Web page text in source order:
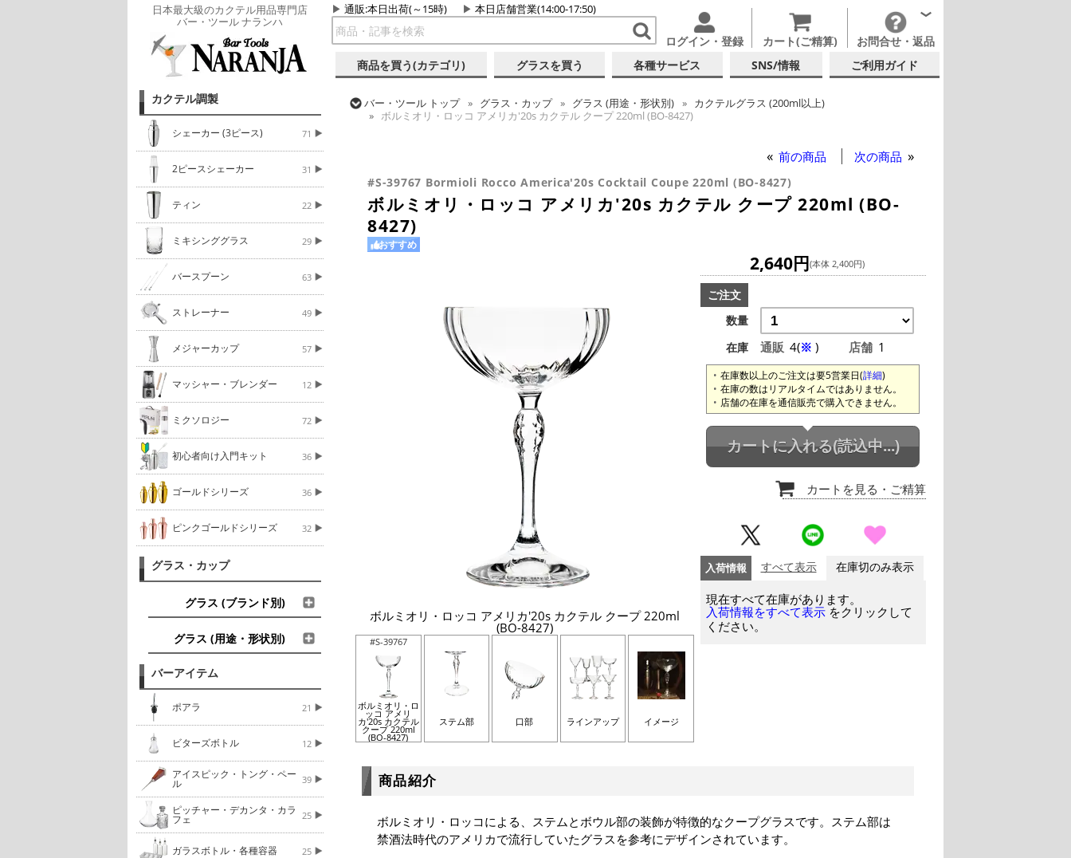
日本最大級のカクテル用品専門店
バー・ツール ナランハ
通販:本日出荷(～15時) 本日店舗営業(14:00-17:50)
ログイン・登録 カート(ご精算) お問合せ・返品
商品を買う(カテゴリ) グラスを買う 各種サービス SNS/情報 ご利用ガイド
カクテル調製
シェーカー (3ピース) 71
2ピースシェーカー 31
ティン 22
ミキシンググラス 29
バースプーン 63
ストレーナー 49
メジャーカップ 57
マッシャー・ブレンダー 12
ミクソロジー 72
初心者向け入門キット 36
ゴールドシリーズ 36
ピンクゴールドシリーズ 32
グラス・カップ
グラス (ブランド別)
グラス (用途・形状別)
バーアイテム
ポアラ 21
ビターズボトル 12
アイスピック・トング・ペー
ル 39
ピッチャー・デカンタ・カラ
フェ 25
ガラスボトル・各種容器 25
バー・ツール トップ グラス・カップ グラス (用途・形状別)
カクテルグラス (200ml以上)
ボルミオリ・ロッコ アメリカ'20s カクテル クープ 220ml (BO-8427)
前の商品 次の商品
#S-39767 Bormioli Rocco America'20s Cocktail Coupe 220ml (BO-8427)
ボルミオリ・ロッコ アメリカ'20s カクテル クープ 220ml (BO-
8427)
おすすめ
ボルミオリ・ロッコ アメリカ'20s カクテル クープ 220ml
(BO-8427)
#S-39767
ボルミオリ・ロ
ッコ アメリ
カ'20s カクテル
クープ 220ml
(BO-8427)
ステム部 口部 ラインアップ イメージ
2,640円(本体 2,400円)
ご注文
数量
在庫
通販 4(※ ) 店舗 1
在庫数以上のご注文は要5営業日(詳細)
在庫の数はリアルタイムではありません。
店舗の在庫を通信販売で購入できません。
カートに入れる(読込中...)
カートを見る ・ご精算
入荷情報 すべて表示 在庫切のみ表示
現在すべて在庫があります。
入荷情報をすべて表示 をクリックして
ください。
商品紹介
ボルミオリ・ロッコによる、ステムとボウル部の装飾が特徴的なクープグラスです。ステム部は
禁酒法時代のアメリカで流行していたグラスを参考にデザインされています。